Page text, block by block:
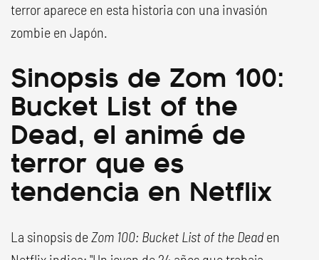
terror aparece en esta historia con una invasión
zombie en Japón.
Sinopsis de Zom 100:
Bucket List of the
Dead, el animé de
terror que es
tendencia en Netflix
La sinopsis deZom 100: Bucket List of the Dead en